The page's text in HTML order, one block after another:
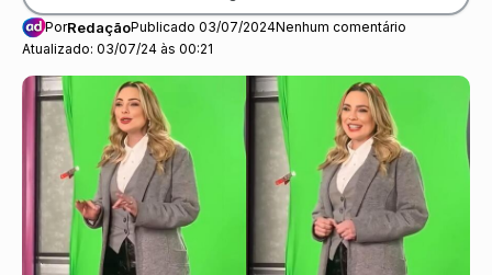
Atualizado: 03/07/24 às 00:21
PorRedaçãoPublicado 03/07/2024Nenhum comentário